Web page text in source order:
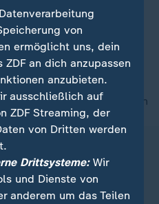
FDP-Bundesparteitag:
alleiniger Kandidat,
Agnes Strack-
nach oben
von
ermöglicht uns, dein
an dich anzupassen
anzubieten.
ausschließlich auf
ZDF Streaming, der
von Dritten werden
Drittsysteme:Wir
und Dienste von
anderem um das Teilen